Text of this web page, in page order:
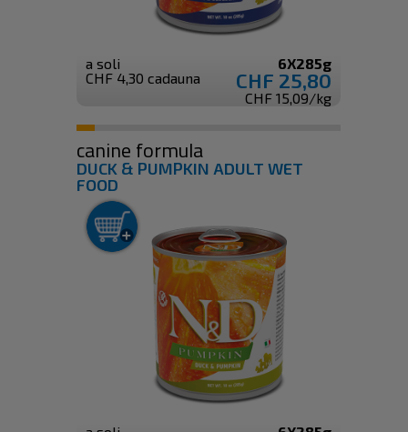
a soli
CHF 4,30 cadauna
6X285g
CHF 25,80
CHF 15,09/kg
canine formula
DUCK & PUMPKIN ADULT WET
FOOD